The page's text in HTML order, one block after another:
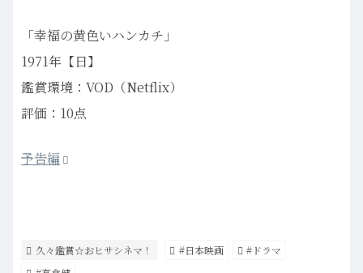
「幸福の黄色いハンカチ」
1971年【日】
鑑賞環境：VOD（Netflix）
評価：10点
予告編
久々鑑賞☆おヒサシネマ！ #日本映画
#ドラマ